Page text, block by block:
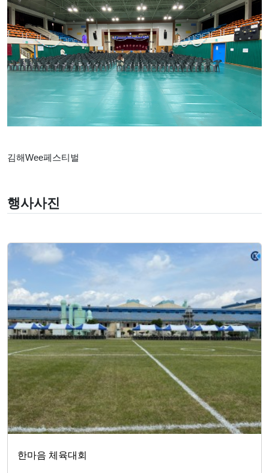
김해Wee페스티벌
행사사진
한마음 체육대회